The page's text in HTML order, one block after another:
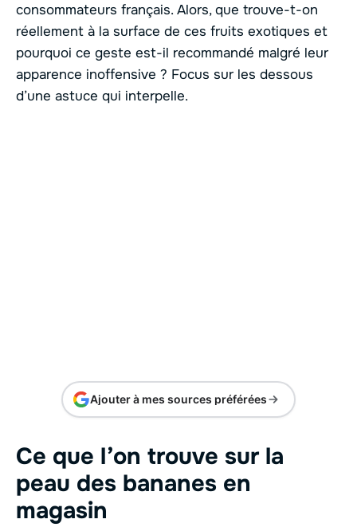
consommateurs français. Alors, que trouve-t-on
réellement à la surface de ces fruits exotiques et
pourquoi ce geste est-il recommandé malgré leur
apparence inoffensive ? Focus sur les dessous
d’une astuce qui interpelle.
Ajouter à mes sources préférées
Ce que l’on trouve sur la
peau des bananes en
magasin